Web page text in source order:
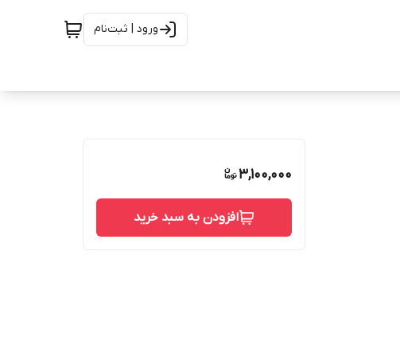
ورود | ثبت‌نام
3,100,000
افزودن به سبد خرید